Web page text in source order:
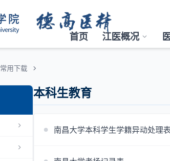
首页 江医概况
常用下载
本科生教育
南昌大学本科学生学籍异动处理表